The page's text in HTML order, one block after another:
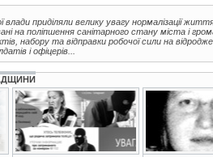
влади приділяли велику увагу нормалізації
на поліпшення санітарного стану міста і
набору та відправки робочої сили на
і офіцерів...